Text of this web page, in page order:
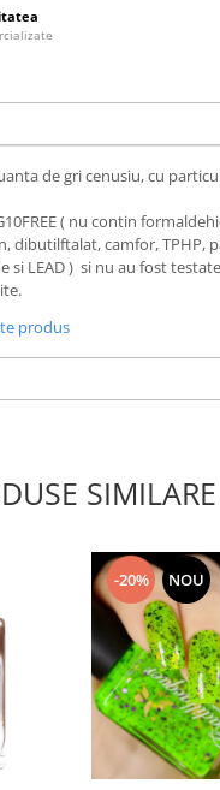
de gri cenusiu, cu
( nu contin
dibutilftalat, camfor, TPHP,
si LEAD ) si nu au fost
produs
SIMILARE
-20% NOU